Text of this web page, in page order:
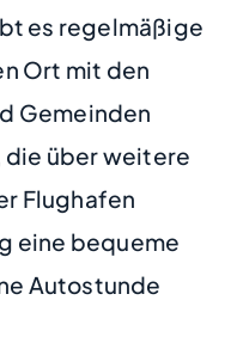
es regelmäßige
Ort mit den
Gemeinden
die über weitere
Flughafen
eine bequeme
Autostunde